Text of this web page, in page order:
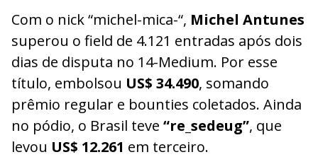
Com o nick “michel-mica-“, Michel Antunes
superou o field de 4.121 entradas após dois
dias de disputa no 14-Medium. Por esse
título, embolsou US$ 34.490, somando
prêmio regular e bounties coletados. Ainda
no pódio, o Brasil teve “re_sedeug”, que
levou US$ 12.261 em terceiro.